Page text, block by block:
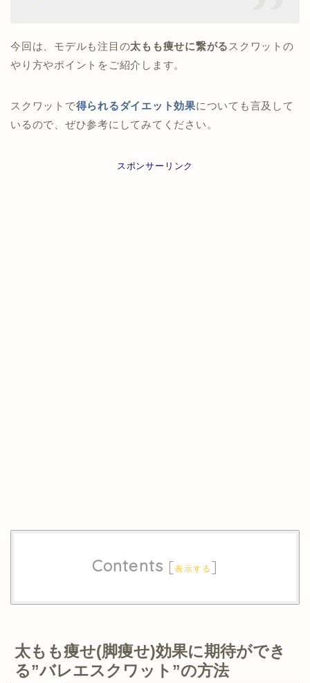
今回は、モデルも注目の太もも痩せに繋がるスクワットの
やり方やポイントをご紹介します。
スクワットで得られるダイエット効果についても言及して
いるので、ぜひ参考にしてみてください。
スポンサーリンク
Contents [表示する ]
太もも痩せ(脚痩せ)効果に期待ができ
る”バレエスクワット”の方法